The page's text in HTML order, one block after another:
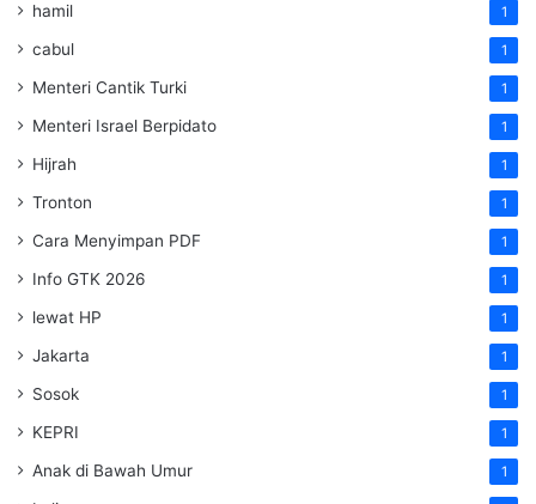
hamil 1
cabul 1
Menteri Cantik Turki 1
Menteri Israel Berpidato 1
Hijrah 1
Tronton 1
Cara Menyimpan PDF 1
Info GTK 2026 1
lewat HP 1
Jakarta 1
Sosok 1
KEPRI 1
Anak di Bawah Umur 1